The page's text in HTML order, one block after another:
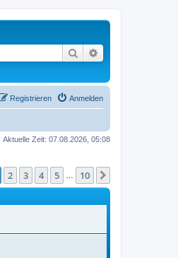
Suche
Anmelden
Registrieren
Aktuelle Zeit: 07.08.2026, 05:08
von10
2 3 4 5 10